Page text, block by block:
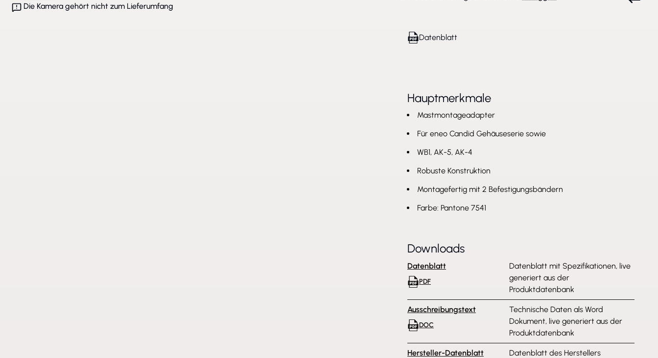
Datenblatt
Die Kamera gehört nicht zum Lieferumfang
Hauptmerkmale
Mastmontageadapter
Für eneo Candid Gehäuseserie sowie
WB1, AK-5, AK-4
Robuste Konstruktion
Montagefertig mit 2 Befestigungsbändern
Farbe: Pantone 7541
Downloads
Datenblatt
PDF
Datenblatt mit Spezifikationen, live
generiert aus der
Produktdatenbank
Ausschreibungstext
DOC
Technische Daten als Word
Dokument, live generiert aus der
Produktdatenbank
Hersteller-Datenblatt
Datenblatt des Herstellers